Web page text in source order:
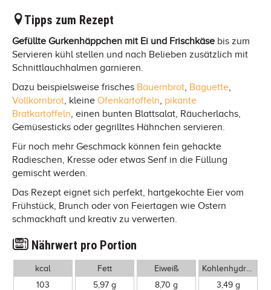
Tipps zum Rezept
Gefüllte Gurkenhäppchen mit Ei und Frischkäse bis zum
Servieren kühl stellen und nach Belieben zusätzlich mit
Schnittlauchhalmen garnieren.
Dazu beispielsweise frisches Bauernbrot Baguette
Vollkornbrot , kleine Ofenkartoffeln pikante
Bratkartoffeln , einen bunten Blattsalat, Räucherlachs,
Gemüsesticks oder gegrilltes Hähnchen servieren.
Für noch mehr Geschmack können fein gehackte
Radieschen, Kresse oder etwas Senf in die Füllung
gemischt werden.
Das Rezept eignet sich perfekt, hartgekochte Eier vom
Frühstück, Brunch oder von Feiertagen wie Ostern
schmackhaft und kreativ zu verwerten.
Nährwert pro Portion
kcal
103
Fett
5,97 g
Eiweiß
8,70 g
3,49 g